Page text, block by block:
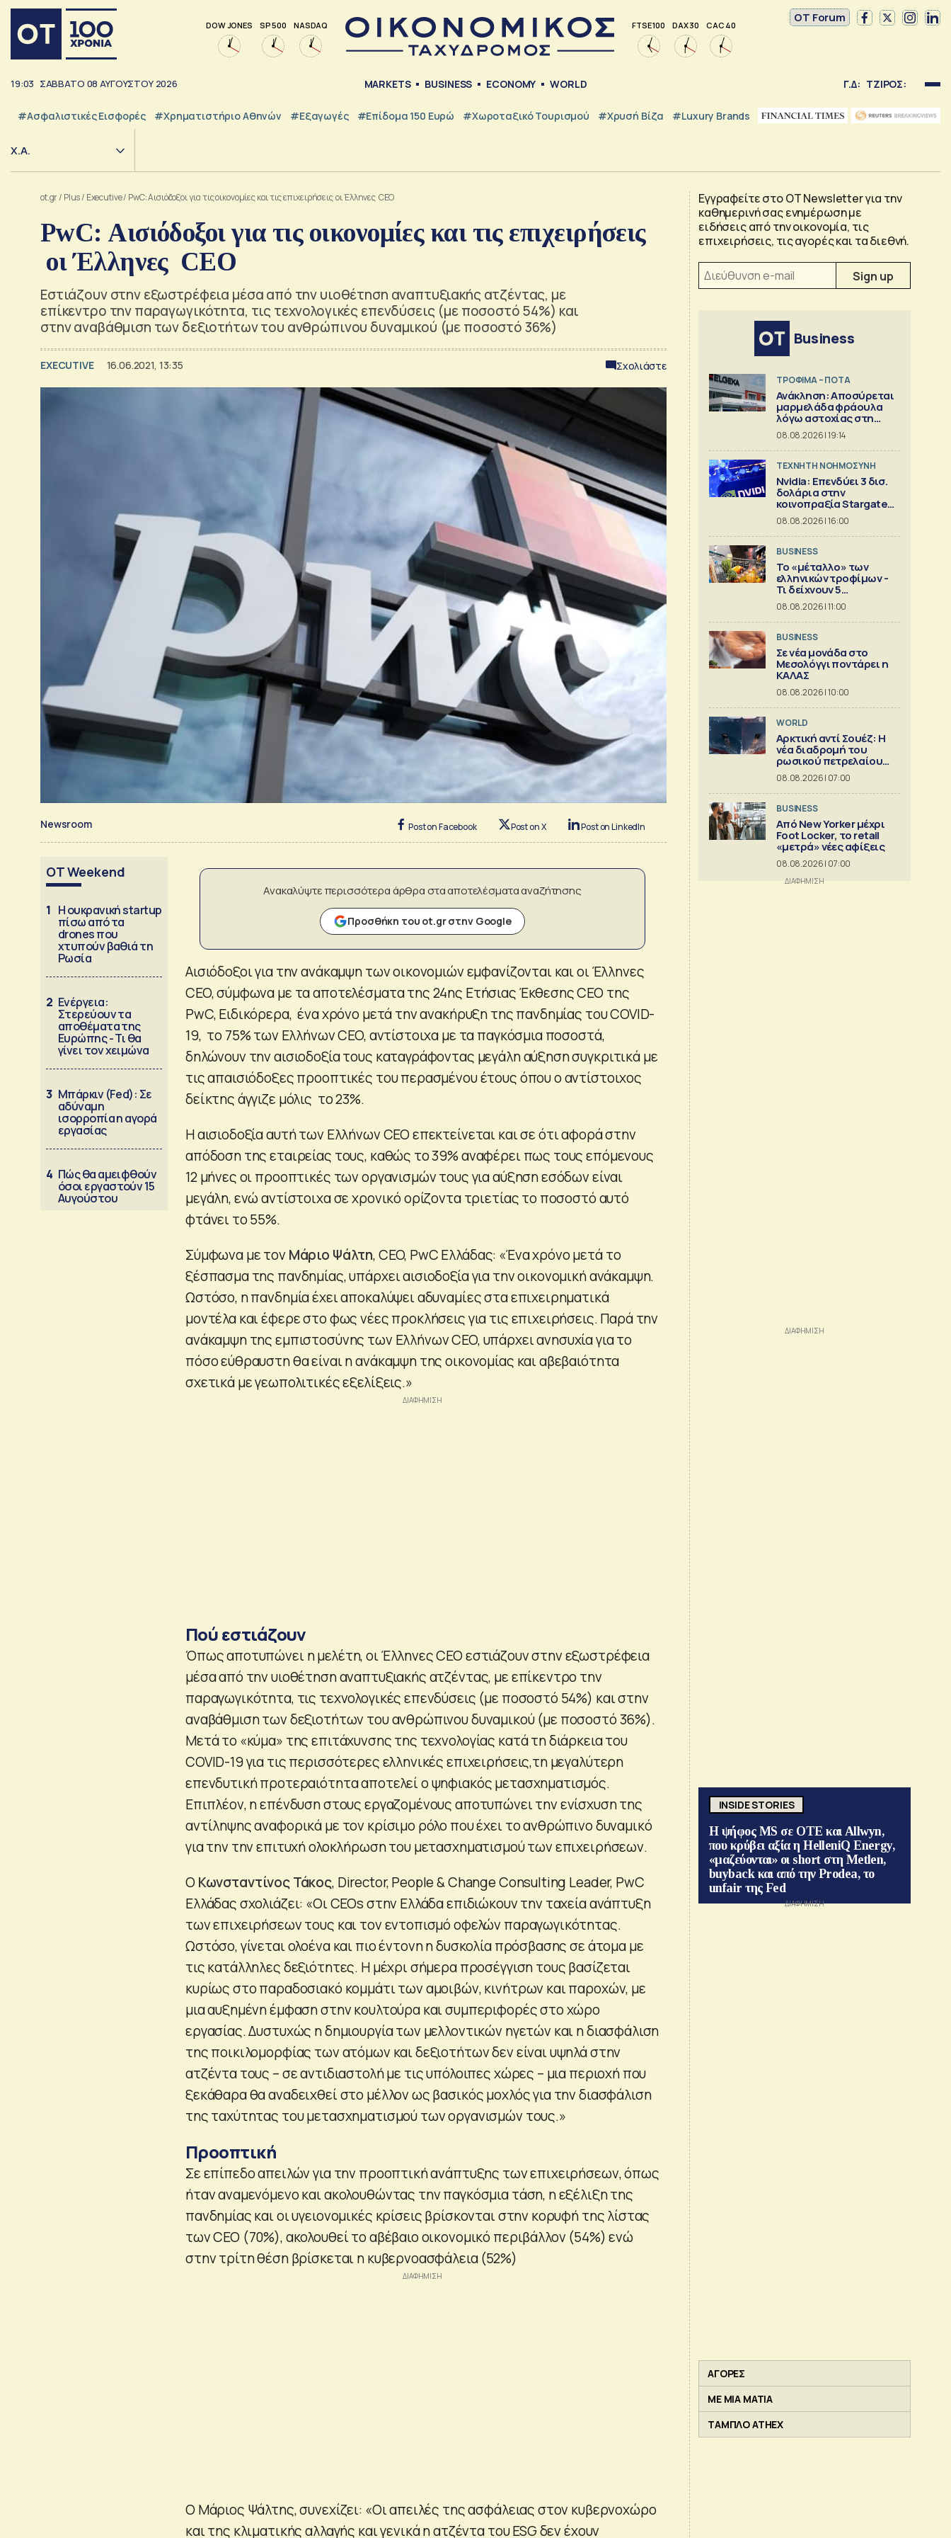
DOW JONES SP 500 NASDAQ FTSE 100 DAX 30 CAC 40
OT Forum
19:03 ΣΑΒΒΑΤΟ 08 ΑΥΓΟΥΣΤΟΥ 2026 MARKETS BUSINESS ECONOMY WORLD Γ.Δ: ΤΖΙΡΟΣ:
#Ασφαλιστικές Εισφορές #Χρηματιστήριο Αθηνών #εξαγωγές #Επίδομα 150 Ευρώ #Χωροταξικό Τουρισμού #Χρυσή Βίζα #luxury Brands
Χ.Α.
ot.gr/ Plus/ Executive/ PwC: Αισιόδοξοι για τις οικονομίες και τις επιχειρήσεις οι Έλληνες CEO
PwC: Αισιόδοξοι για τις οικονομίες και τις επιχειρήσεις
οι Έλληνες CEO
Εστιάζουν στην εξωστρέφεια μέσα από την υιοθέτηση αναπτυξιακής ατζέντας, με
επίκεντρο την παραγωγικότητα, τις τεχνολογικές επενδύσεις (με ποσοστό 54%) και
στην αναβάθμιση των δεξιοτήτων του ανθρώπινου δυναμικού (με ποσοστό 36%)
EXECUTIVE 16.06.2021, 13:35 Σχολιάστε
Newsroom Post on Facebook Post on X Post on LinkedIn
OT Weekend
1 Η ουκρανική startup
πίσω από τα
drones που
χτυπούν βαθιά τη
Ρωσία
2 Ενέργεια:
Στερεύουν τα
αποθέματα της
Ευρώπης - Τι θα
γίνει τον χειμώνα
3 Μπάρκιν (Fed): Σε
αδύναμη
ισορροπία η αγορά
εργασίας
4 Πώς θα αμειφθούν
όσοι εργαστούν 15
Αυγούστου
Ανακαλύψτε περισσότερα άρθρα στα αποτελέσματα αναζήτησης
Προσθήκη του ot.gr στην Google
Αισιόδοξοι για την ανάκαμψη των οικονομιών εμφανίζονται και οι Έλληνες
CEO, σύμφωνα με τα αποτελέσματα της 24ης Ετήσιας Έκθεσης CEO της
PwC, Ειδικόρερα, ένα χρόνο μετά την ανακήρυξη της πανδημίας του COVID-
19, το 75% των Ελλήνων CEO, αντίστοιχα με τα παγκόσμια ποσοστά,
δηλώνουν την αισιοδοξία τους καταγράφοντας μεγάλη αύξηση συγκριτικά με
τις απαισιόδοξες προοπτικές του περασμένου έτους όπου ο αντίστοιχος
δείκτης άγγιζε μόλις το 23%.
Η αισιοδοξία αυτή των Ελλήνων CEO επεκτείνεται και σε ότι αφορά στην
απόδοση της εταιρείας τους, καθώς το 39% αναφέρει πως τους επόμενους
12 μήνες οι προοπτικές των οργανισμών τους για αύξηση εσόδων είναι
μεγάλη, ενώ αντίστοιχα σε χρονικό ορίζοντα τριετίας το ποσοστό αυτό
φτάνει το 55%.
Σύμφωνα με τον Μάριο Ψάλτη, CEO, PwC Ελλάδας: «Ένα χρόνο μετά το
ξέσπασμα της πανδημίας, υπάρχει αισιοδοξία για την οικονομική ανάκαμψη.
Ωστόσο, η πανδημία έχει αποκαλύψει αδυναμίες στα επιχειρηματικά
μοντέλα και έφερε στο φως νέες προκλήσεις για τις επιχειρήσεις. Παρά την
ανάκαμψη της εμπιστοσύνης των Ελλήνων CEO, υπάρχει ανησυχία για το
πόσο εύθραυστη θα είναι η ανάκαμψη της οικονομίας και αβεβαιότητα
σχετικά με γεωπολιτικές εξελίξεις.»
Πού εστιάζουν
Όπως αποτυπώνει η μελέτη, οι Έλληνες CEO εστιάζουν στην εξωστρέφεια
μέσα από την υιοθέτηση αναπτυξιακής ατζέντας, με επίκεντρο την
παραγωγικότητα, τις τεχνολογικές επενδύσεις (με ποσοστό 54%) και στην
αναβάθμιση των δεξιοτήτων του ανθρώπινου δυναμικού (με ποσοστό 36%).
Μετά το «κύμα» της επιτάχυνσης της τεχνολογίας κατά τη διάρκεια του
COVID-19 για τις περισσότερες ελληνικές επιχειρήσεις,τη μεγαλύτερη
επενδυτική προτεραιότητα αποτελεί ο ψηφιακός μετασχηματισμός.
Επιπλέον, η επένδυση στους εργαζομένους αποτυπώνει την ενίσχυση της
αντίληψης αναφορικά με τον κρίσιμο ρόλο που έχει το ανθρώπινο δυναμικό
για την την επιτυχή ολοκλήρωση του μετασχηματισμού των επιχειρήσεων.
Ο Κωνσταντίνος Τάκος, Director, People & Change Consulting Leader, PwC
Ελλάδας σχολιάζει: «Οι CEOs στην Ελλάδα επιδιώκουν την ταχεία ανάπτυξη
των επιχειρήσεων τους και τον εντοπισμό οφελών παραγωγικότητας.
Ωστόσο, γίνεται ολοένα και πιο έντονη η δυσκολία πρόσβασης σε άτομα με
τις κατάλληλες δεξιότητες. Η μέχρι σήμερα προσέγγιση τους βασίζεται
κυρίως στο παραδοσιακό κομμάτι των αμοιβών, κινήτρων και παροχών, με
μια αυξημένη έμφαση στην κουλτούρα και συμπεριφορές στο χώρο
εργασίας. Δυστυχώς η δημιουργία των μελλοντικών ηγετών και η διασφάλιση
της ποικιλομορφίας των ατόμων και δεξιοτήτων δεν είναι υψηλά στην
ατζέντα τους – σε αντιδιαστολή με τις υπόλοιπες χώρες – μια περιοχή που
ξεκάθαρα θα αναδειχθεί στο μέλλον ως βασικός μοχλός για την διασφάλιση
της ταχύτητας του μετασχηματισμού των οργανισμών τους.»
Προοπτική
Σε επίπεδο απειλών για την προοπτική ανάπτυξης των επιχειρήσεων, όπως
ήταν αναμενόμενο και ακολουθώντας την παγκόσμια τάση, η εξέλιξη της
πανδημίας και οι υγειονομικές κρίσεις βρίσκονται στην κορυφή της λίστας
των CEO (70%), ακολουθεί το αβέβαιο οικονομικό περιβάλλον (54%) ενώ
στην τρίτη θέση βρίσκεται η κυβερνοασφάλεια (52%)
Ο Μάριος Ψάλτης, συνεχίζει: «Οι απειλές της ασφάλειας στον κυβερνοχώρο
και της κλιματικής αλλαγής και γενικά η ατζέντα του ESG δεν έχουν
Εγγραφείτε στο OT Newsletter για την
καθημερινή σας ενημέρωση με
ειδήσεις από την οικονομία, τις
επιχειρήσεις, τις αγορές και τα διεθνή.
Business
ΤΡΟΦΙΜΑ – ΠΟΤΑ
Ανάκληση: Αποσύρεται
μαρμελάδα φράουλα
λόγω αστοχίας στη
γυάλινη συσκευασία
08.08.2026 | 19:14
TΕΧΝΗΤΗ ΝΟΗΜΟΣΥΝΗ
Nvidia: Επενδύει 3 δισ.
δολάρια στην
κοινοπραξία Stargate
για κέντρα δεδομένων
08.08.2026 | 16:00
BUSINESS
Το «μέταλλο» των
ελληνικών τροφίμων -
Τι δείχνουν 5
ισολογισμοί
08.08.2026 | 11:00
BUSINESS
Σε νέα μονάδα στο
Μεσολόγγι ποντάρει η
ΚΑΛΑΣ
08.08.2026 | 10:00
WORLD
Αρκτική αντί Σουέζ: Η
νέα διαδρομή του
ρωσικού πετρελαίου
[Γράφημα]
08.08.2026 | 07:00
BUSINESS
Από New Yorker μέχρι
Foot Locker, το retail
«μετρά» νέες αφίξεις
08.08.2026 | 07:00
INSIDE STORIES
Η ψήφος MS σε ΟΤΕ και Allwyn,
που κρύβει αξία η HelleniQ Energy,
«μαζεύονται» οι short στη Metlen,
buyback και από την Prodea, το
unfair της Fed
ΑΓΟΡΕΣ
ΜΕ ΜΙΑ ΜΑΤΙΑ
ΤΑΜΠΛΟ ATHEX